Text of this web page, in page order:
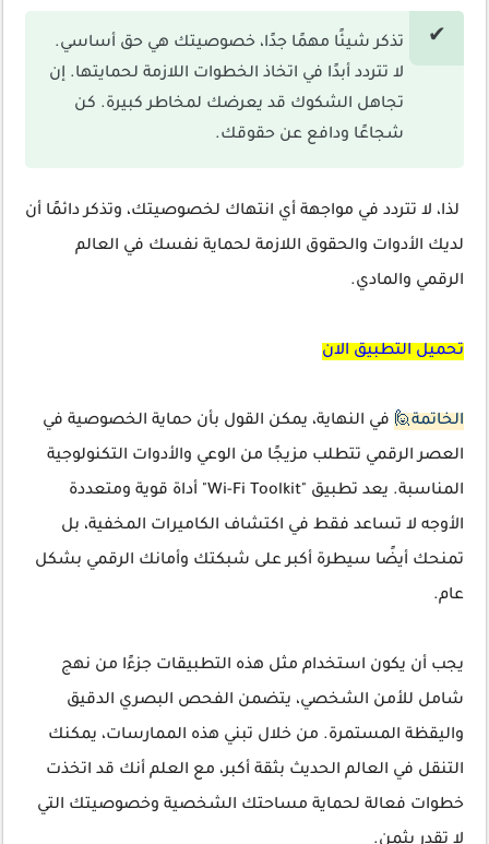
تذكر شيئًا مهمًا جدًا، خصوصيتك هي حق أساسي.
لا تتردد أبدًا في اتخاذ الخطوات اللازمة لحمايتها. إن
تجاهل الشكوك قد يعرضك لمخاطر كبيرة. كن
شجاعًا ودافع عن حقوقك.
لذا، لا تتردد في مواجهة أي انتهاك لخصوصيتك، وتذكر دائمًا أن
لديك الأدوات والحقوق اللازمة لحماية نفسك في العالم
الرقمي والمادي.
تحميل التطبيق الان
الخاتمة🙋 في النهاية، يمكن القول بأن حماية الخصوصية في
العصر الرقمي تتطلب مزيجًا من الوعي والأدوات التكنولوجية
المناسبة. يعد تطبيق "Wi-Fi Toolkit" أداة قوية ومتعددة
الأوجه لا تساعد فقط في اكتشاف الكاميرات المخفية، بل
تمنحك أيضًا سيطرة أكبر على شبكتك وأمانك الرقمي بشكل
عام.
يجب أن يكون استخدام مثل هذه التطبيقات جزءًا من نهج
شامل للأمن الشخصي، يتضمن الفحص البصري الدقيق
واليقظة المستمرة. من خلال تبني هذه الممارسات، يمكنك
التنقل في العالم الحديث بثقة أكبر، مع العلم أنك قد اتخذت
خطوات فعالة لحماية مساحتك الشخصية وخصوصيتك التي